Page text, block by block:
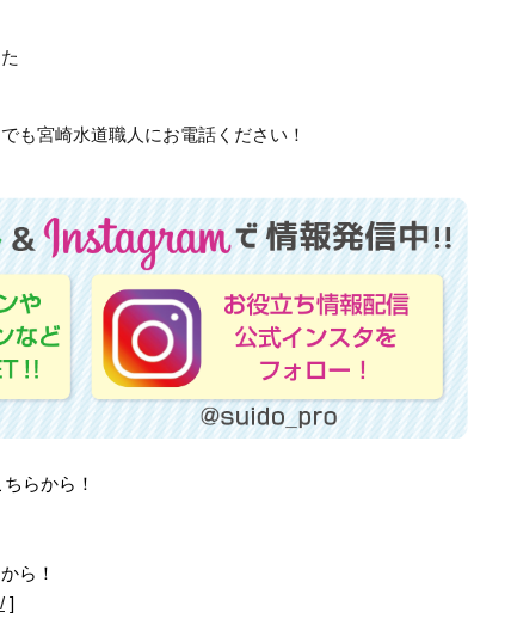
も宮崎水道職人にお電話ください！
らから！
ら！
]